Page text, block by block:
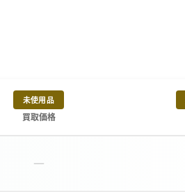
未使用品
買取価格
－